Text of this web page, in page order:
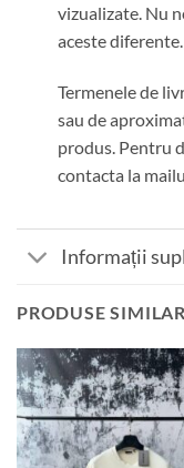
vizualizate. Nu
aceste diferente.
Termenele de
sau de
produs. Pentru
contacta la
Informații
PRODUSE